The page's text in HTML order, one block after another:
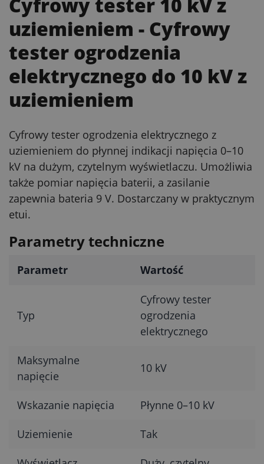
uziemieniem - Cyfrowy
tester ogrodzenia
elektrycznego do 10 kV z
uziemieniem
Cyfrowy tester ogrodzenia elektrycznego z
uziemieniem do płynnej indikacji napięcia 0–10
kV na dużym, czytelnym wyświetlaczu. Umożliwia
także pomiar napięcia baterii, a zasilanie
zapewnia bateria 9 V. Dostarczany w praktycznym
etui.
Parametry techniczne
Parametr Wartość
Typ
Cyfrowy tester
ogrodzenia
elektrycznego
Maksymalne
napięcie
10 kV
Wskazanie napięcia Płynne 0–10 kV
Uziemienie Tak